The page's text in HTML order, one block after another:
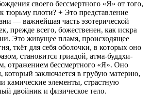
своего бессмертного «Я» от того,
тюрьму плоти? + Это представление
— важнейшая часть эзотерической
прежде всего, божественен, как искра
Это живущее пламя, происходящее
ткёт для себя оболочки, в которых оно
становится триадой, атма-буддхи-
отражением бессмертного «Я». Оно
который заключается в грубую материю,
камические элементы, страстную
двойник и физическое тело.